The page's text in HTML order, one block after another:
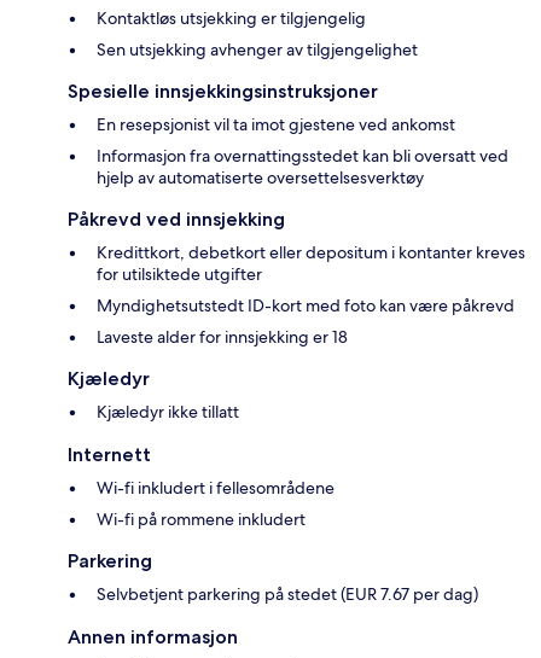
Kontaktløs utsjekking er tilgjengelig
Sen utsjekking avhenger av tilgjengelighet
Spesielle innsjekkingsinstruksjoner
En resepsjonist vil ta imot gjestene ved ankomst
Informasjon fra overnattingsstedet kan bli oversatt ved
hjelp av automatiserte oversettelsesverktøy
Påkrevd ved innsjekking
Kredittkort, debetkort eller depositum i kontanter kreves
for utilsiktede utgifter
Myndighetsutstedt ID-kort med foto kan være påkrevd
Laveste alder for innsjekking er 18
Kjæledyr
Kjæledyr ikke tillatt
Internett
Wi-fi inkludert i fellesområdene
Wi-fi på rommene inkludert
Parkering
Selvbetjent parkering på stedet (EUR 7.67 per dag)
Annen informasjon